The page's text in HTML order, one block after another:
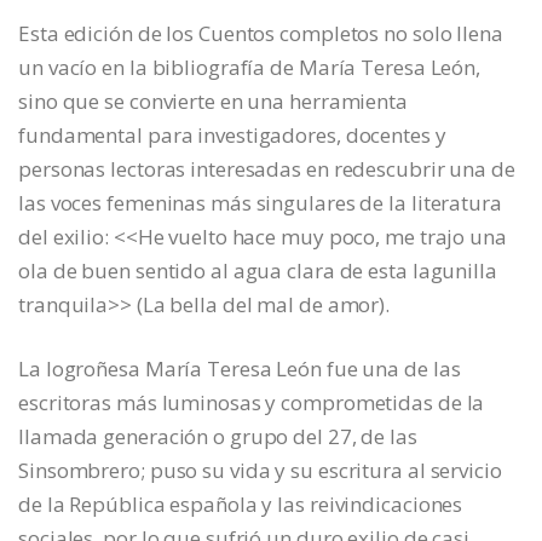
Esta edición de los Cuentos completos no solo llena
un vacío en la bibliografía de María Teresa León,
sino que se convierte en una herramienta
fundamental para investigadores, docentes y
personas lectoras interesadas en redescubrir una de
las voces femeninas más singulares de la literatura
del exilio: <<He vuelto hace muy poco, me trajo una
ola de buen sentido al agua clara de esta lagunilla
tranquila>> (La bella del mal de amor).
La logroñesa María Teresa León fue una de las
escritoras más luminosas y comprometidas de la
llamada generación o grupo del 27, de las
Sinsombrero; puso su vida y su escritura al servicio
de la República española y las reivindicaciones